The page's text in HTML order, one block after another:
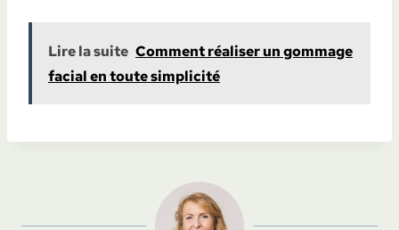
Lire la suite Comment réaliser un gommage
facial en toute simplicité